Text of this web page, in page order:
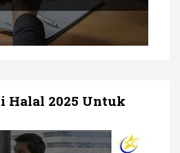
Halal 2025 Untuk